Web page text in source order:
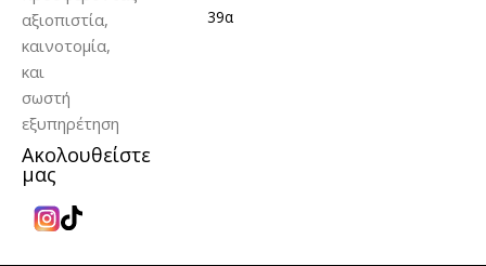
αξιοπιστία,
καινοτομία,
και
σωστή
εξυπηρέτηση
Ακολουθείστε
μας
39α